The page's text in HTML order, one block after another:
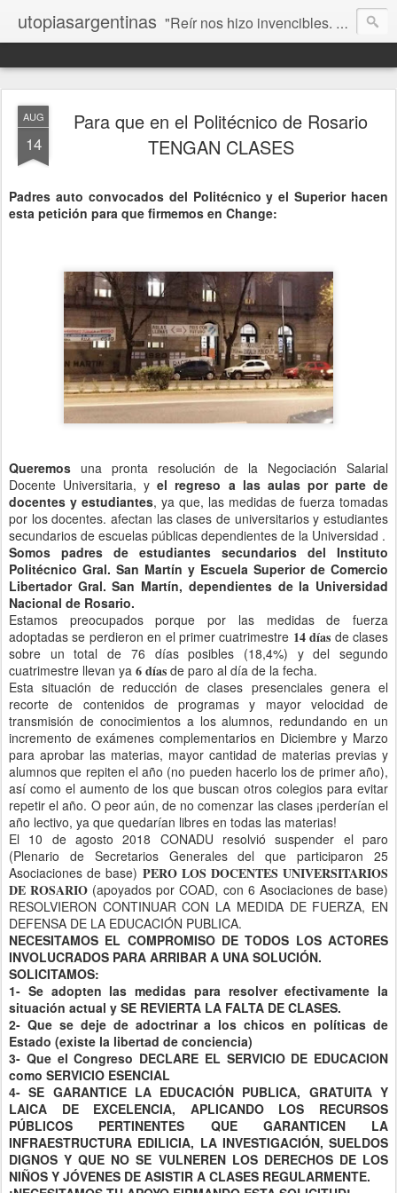
utopiasargentinas "Reír nos hizo invencibles. No como los que siempre ganan, sino como aquellos que no se rinden”. Frida Kahlo
AUG
14
Para que en el Politécnico de Rosario
TENGAN CLASES
Padres auto convocados del Politécnico y el Superior hacen
esta petición para que firmemos en Change:
Queremos una pronta resolución de la Negociación Salarial
Docente Universitaria, yel regreso a las aulas por parte de
docentes y estudiantes, ya que, las medidas de fuerza tomadas
por los docentes. afectan las clases de universitarios y estudiantes
secundarios de escuelas públicas dependientes de la Universidad .
Somos padres de estudiantes secundarios del Instituto
Politécnico Gral. San Martín y Escuela Superior de Comercio
Libertador Gral. San Martín, dependientes de la Universidad
Nacional de Rosario.
Estamos preocupados porque por las medidas de fuerza
adoptadas se perdieron en el primer cuatrimestre 14 días de clases
sobre un total de 76 días posibles (18,4%) y del segundo
cuatrimestre llevan ya 6 días de paro al día de la fecha.
Esta situación de reducción de clases presenciales genera el
recorte de contenidos de programas y mayor velocidad de
transmisión de conocimientos a los alumnos, redundando en un
incremento de exámenes complementarios en Diciembre y Marzo
para aprobar las materias, mayor cantidad de materias previas y
alumnos que repiten el año (no pueden hacerlo los de primer año),
así como el aumento de los que buscan otros colegios para evitar
repetir el año. O peor aún, de no comenzar las clases ¡perderían el
año lectivo, ya que quedarían libres en todas las materias!
El 10 de agosto 2018 CONADU resolvió suspender el paro
(Plenario de Secretarios Generales del que participaron 25
Asociaciones de base) PERO LOS DOCENTES UNIVERSITARIOS
DE ROSARIO (apoyados por COAD, con 6 Asociaciones de base)
RESOLVIERON CONTINUAR CON LA MEDIDA DE FUERZA, EN
DEFENSA DE LA EDUCACIÓN PUBLICA.
NECESITAMOS EL COMPROMISO DE TODOS LOS ACTORES
INVOLUCRADOS PARA ARRIBAR A UNA SOLUCIÓN.
SOLICITAMOS:
1- Se adopten las medidas para resolver efectivamente la
situación actual y SE REVIERTA LA FALTA DE CLASES.
2- Que se deje de adoctrinar a los chicos en políticas de
Estado (existe la libertad de conciencia)
3- Que el Congreso DECLARE EL SERVICIO DE EDUCACION
como SERVICIO ESENCIAL
4- SE GARANTICE LA EDUCACIÓN PUBLICA, GRATUITA Y
LAICA DE EXCELENCIA, APLICANDO LOS RECURSOS
PÚBLICOS PERTINENTES QUE GARANTICEN LA
INFRAESTRUCTURA EDILICIA, LA INVESTIGACIÓN, SUELDOS
DIGNOS Y QUE NO SE VULNEREN LOS DERECHOS DE LOS
NIÑOS Y JÓVENES DE ASISTIR A CLASES REGULARMENTE.